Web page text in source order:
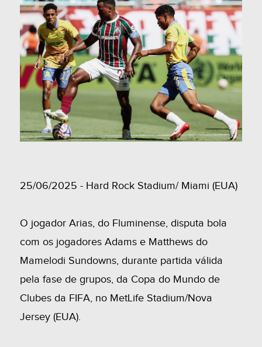
25/06/2025 - Hard Rock Stadium/ Miami (EUA)
O jogador Arias, do Fluminense, disputa bola
com os jogadores Adams e Matthews do
Mamelodi Sundowns, durante partida válida
pela fase de grupos, da Copa do Mundo de
Clubes da FIFA, no MetLife Stadium/Nova
Jersey (EUA).